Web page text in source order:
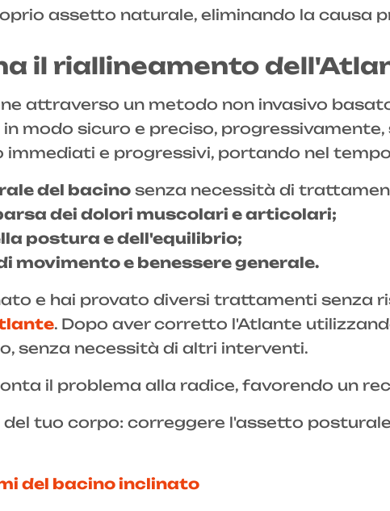
assetto naturale, eliminando la causa
il riallineamento
attraverso un metodo non invasivo
modo sicuro e preciso, progressivamente,
immediati e progressivi, portando nel
del bacino senza necessità di
dei dolori muscolari e articolari;
postura e dell'equilibrio;
movimento e benessere generale.
e hai provato diversi trattamenti senza
. Dopo aver corretto l'Atlante
senza necessità di altri interventi.
il problema alla radice, favorendo un
del tuo corpo: correggere l'assetto
del bacino inclinato